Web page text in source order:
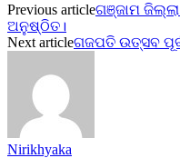
Previous articleଗଞ୍ଜାମ
ଅନୁଷ୍ଠିତ।
Next articleଗଜପତି ଉତ୍ସବ
Nirikhyaka